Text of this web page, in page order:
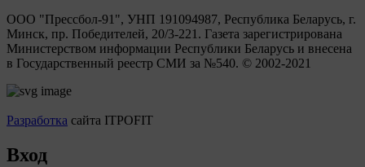
ООО "Прессбол-91", УНП 191094987, Республика Беларусь, г.
Минск, пр. Победителей, 20/3-221. Газета зарегистрирована
Министерством информации Республики Беларусь и внесена
в Государственный реестр СМИ за №540. © 2002-2021
Разработка сайта ITPOFIT
Вход